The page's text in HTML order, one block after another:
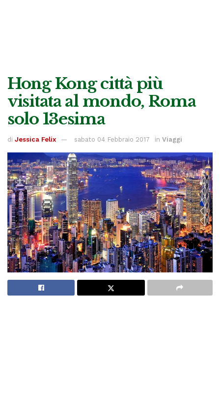
Hong Kong città più
visitata al mondo, Roma
solo 13esima
di Jessica Felix sabato 04 Febbraio 2017 in Viaggi